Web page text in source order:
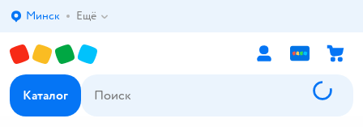
Выбор адреса доставки.
Минск Ещё
Каталог